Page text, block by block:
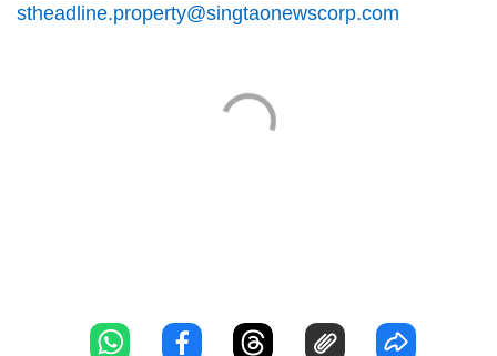
stheadline.property@singtaonewscorp.com